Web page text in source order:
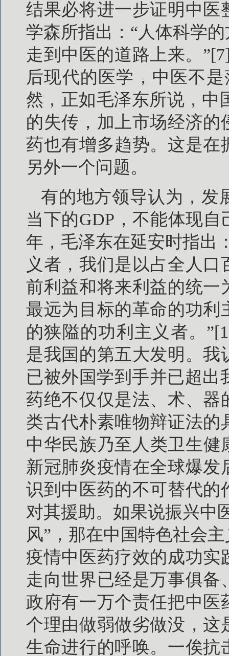
结果必将进一步证明中医
学森所指出：“人体科学
走到中医的道路上来。
后现代的医学，中医不
然，正如毛泽东所说，中
的失传，加上市场经济
药也有增多趋势。这是在
另外一个问题。
有的地方领导认为，发
当下的GDP，不能体现
年，毛泽东在延安时指出
义者，我们是以占全人
前利益和将来利益的统一
最远为目标的革命的功利
的狭隘的功利主义者。
是我国的第五大发明。
已被外国学到手并已超出
药绝不仅仅是法、术、器
类古代朴素唯物辩证法
中华民族乃至人类卫生健
新冠肺炎疫情在全球爆
识到中医药的不可替代的
对其援助。如果说振兴中
风”，那在中国特色社会
疫情中医药疗效的成功
走向世界已经是万事俱
政府有一万个责任把中
个理由做弱做劣做没，这
生命进行的呼唤。一俟抗